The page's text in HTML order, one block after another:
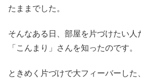
たままでした。
そんなある日、部屋を片づけたい人
「こんまり」さんを知ったのです。
ときめく片づけで大フィーバーした